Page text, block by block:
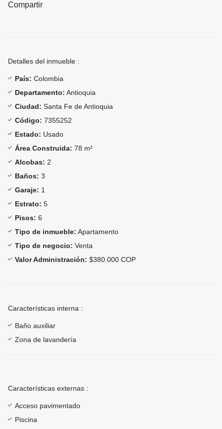
Compartir
Detalles del inmueble :
País: Colombia
Departamento: Antioquia
Ciudad: Santa Fe de Antioquia
Código: 7355252
Estado: Usado
Área Construida: 78 m²
Alcobas: 2
Baños: 3
Garaje: 1
Estrato: 5
Pisos: 6
Tipo de inmueble: Apartamento
Tipo de negocio: Venta
Valor Administración: $380.000 COP
Características interna :
Baño auxiliar
Zona de lavandería
Características externas :
Acceso pavimentado
Piscina